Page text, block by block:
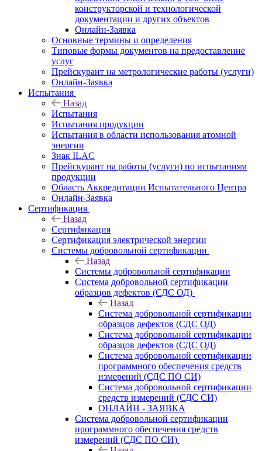
конструкторской и технологической
документации и других объектов
Онлайн-Заявка
Основные термины и определения
Типовые формы документов на предоставление
услуг
Прейскурант на метрологические работы (услуги)
Онлайн-Заявка
Испытания
Назад
Испытания
Испытания продукции
Испытания в области использования атомной
энергии
Знак ILAC
Прейскурант на работы (услуги) по испытаниям
продукции
Область Аккредитации Испытательного Центра
Онлайн-Заявка
Сертификация
Назад
Сертификация
Сертификация электрической энергии
Системы добровольной сертификации
Назад
Системы добровольной сертификации
Система добровольной сертификации
образцов дефектов (СДС ОД)
Назад
Система добровольной сертификации
образцов дефектов (СДС ОД)
Система добровольной сертификации
образцов дефектов (СДС ОД)
Система добровольной сертификации
программного обеспечения средств
измерений (СДС ПО СИ)
Система добровольной сертификации
средств измерений (СДС СИ)
ОНЛАЙН - ЗАЯВКА
Система добровольной сертификации
программного обеспечения средств
измерений (СДС ПО СИ)